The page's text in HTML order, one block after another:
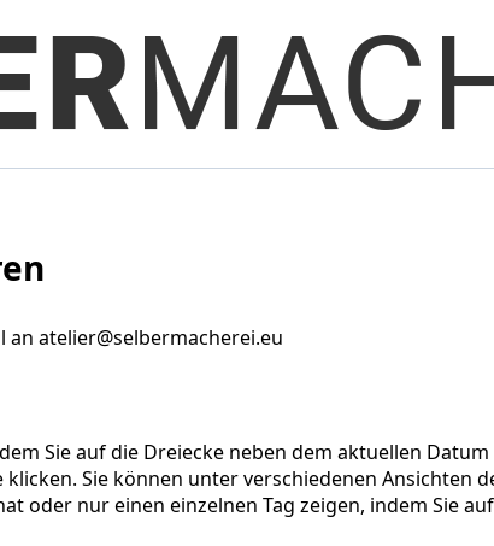
an atelier@selbermacherei.eu
Sie auf die Dreiecke neben dem aktuellen
Sie können unter verschiedenen Ansichten
oder nur einen einzelnen Tag zeigen, indem Sie